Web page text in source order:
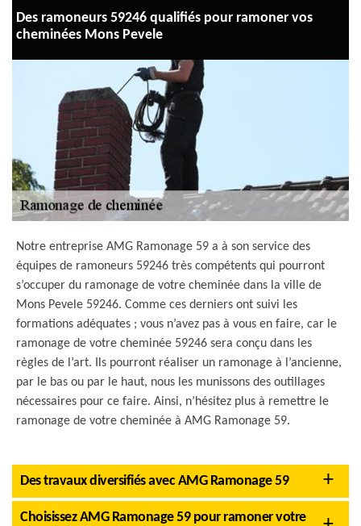
Des ramoneurs 59246 qualifiés pour ramoner vos
cheminées Mons Pevele
Notre entreprise AMG Ramonage 59 a à son service des
équipes de ramoneurs 59246 très compétents qui pourront
s’occuper du ramonage de votre cheminée dans la ville de
Mons Pevele 59246. Comme ces derniers ont suivi les
formations adéquates ; vous n’avez pas à vous en faire, car le
ramonage de votre cheminée 59246 sera conçu dans les
règles de l’art. Ils pourront réaliser un ramonage à l’ancienne,
par le bas ou par le haut, nous les munissons des outillages
nécessaires pour ce faire. Ainsi, n’hésitez plus à remettre le
ramonage de votre cheminée à AMG Ramonage 59.
Des travaux diversifiés avec AMG Ramonage 59
Choisissez AMG Ramonage 59 pour ramoner votre